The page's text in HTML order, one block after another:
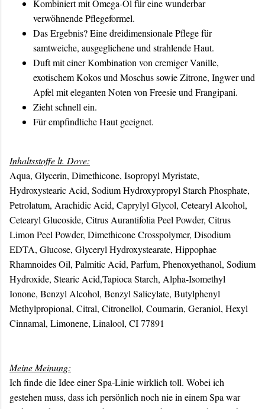
Kombiniert mit Omega-Öl für eine wunderbar
verwöhnende Pflegeformel.
Das Ergebnis? Eine dreidimensionale Pflege für
samtweiche, ausgeglichene und strahlende Haut.
Duft mit einer Kombination von cremiger Vanille,
exotischem Kokos und Moschus sowie Zitrone, Ingwer und
Apfel mit eleganten Noten von Freesie und Frangipani.
Zieht schnell ein.
Für empfindliche Haut geeignet.
Inhaltsstoffe lt. Dove:
Aqua, Glycerin, Dimethicone, Isopropyl Myristate,
Hydroxystearic Acid, Sodium Hydroxypropyl Starch Phosphate,
Petrolatum, Arachidic Acid, Caprylyl Glycol, Cetearyl Alcohol,
Cetearyl Glucoside, Citrus Aurantifolia Peel Powder, Citrus
Limon Peel Powder, Dimethicone Crosspolymer, Disodium
EDTA, Glucose, Glyceryl Hydroxystearate, Hippophae
Rhamnoides Oil, Palmitic Acid, Parfum, Phenoxyethanol, Sodium
Hydroxide, Stearic Acid,Tapioca Starch, Alpha-Isomethyl
Ionone, Benzyl Alcohol, Benzyl Salicylate, Butylphenyl
Methylpropional, Citral, Citronellol, Coumarin, Geraniol, Hexyl
Cinnamal, Limonene, Linalool, CI 77891
Meine Meinung:
Ich finde die Idee einer Spa-Linie wirklich toll. Wobei ich
gestehen muss, dass ich persönlich noch nie in einem Spa war